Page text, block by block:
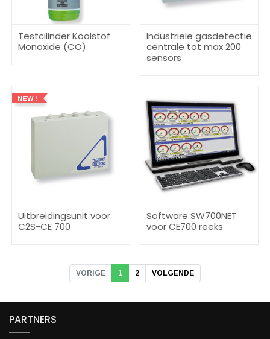
Testcilinder Koolstof
Monoxide (CO)
Industriële gasdetectie
centrale tot max 200
sensors
NEW !
Uitbreidingsunit voor
C2S-CE 700
Software SW700NET
voor CE700 reeks
VORIGE 1 2 VOLGENDE
PARTNERS